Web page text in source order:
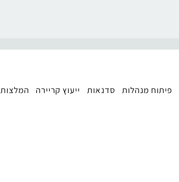
פיתוח מנהלות סדנאות ייעוץ קריירה המלצות